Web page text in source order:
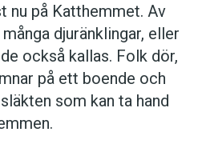
nu på Katthemmet. Av
djuränklingar, eller
också kallas. Folk dör,
på ett boende och
som kan ta hand